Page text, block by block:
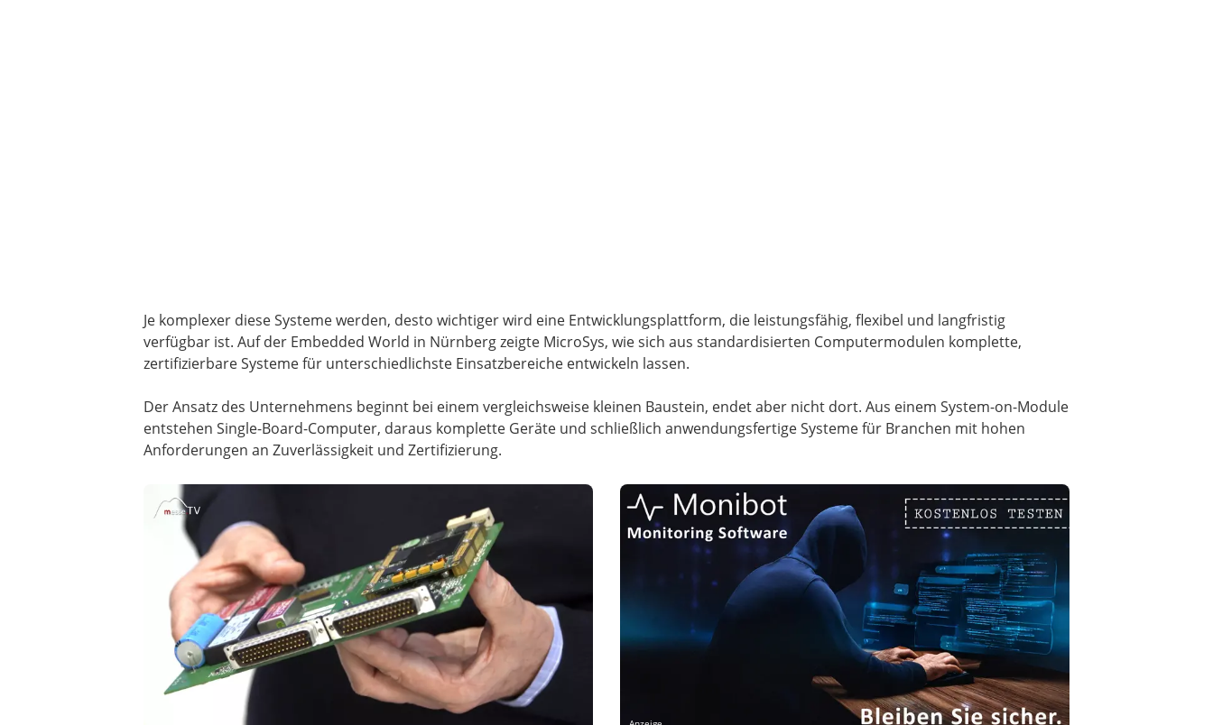
Je komplexer diese Systeme werden, desto wichtiger wird eine Entwicklungsplattform, die leistungsfähig, flexibel und langfristig
verfügbar ist. Auf der Embedded World in Nürnberg zeigte MicroSys, wie sich aus standardisierten Computermodulen komplette,
zertifizierbare Systeme für unterschiedlichste Einsatzbereiche entwickeln lassen.
Der Ansatz des Unternehmens beginnt bei einem vergleichsweise kleinen Baustein, endet aber nicht dort. Aus einem System-on-Module
entstehen Single-Board-Computer, daraus komplette Geräte und schließlich anwendungsfertige Systeme für Branchen mit hohen
Anforderungen an Zuverlässigkeit und Zertifizierung.